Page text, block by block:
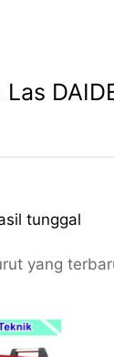
tunggal